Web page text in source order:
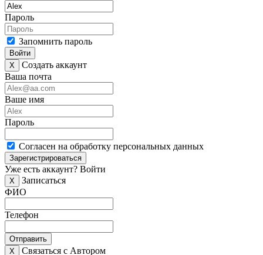
Пароль
Запомнить пароль
Войти
X
Создать аккаунт
Ваша почта
Ваше имя
Пароль
Согласен на обработку персональных данных
Зарегистрироваться
Уже есть аккаунт? Войти
X
Записаться
ФИО
Телефон
Отправить
X
Связаться с Автором